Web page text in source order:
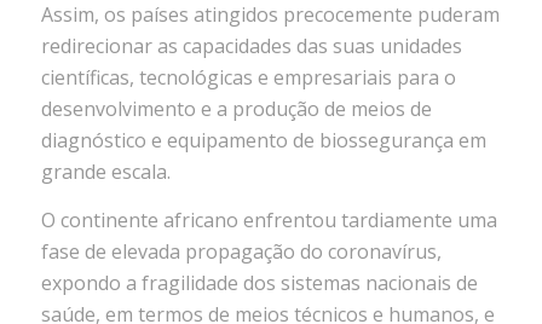
Assim, os países atingidos precocemente puderam
redirecionar as capacidades das suas unidades
científicas, tecnológicas e empresariais para o
desenvolvimento e a produção de meios de
diagnóstico e equipamento de biossegurança em
grande escala.
O continente africano enfrentou tardiamente uma
fase de elevada propagação do coronavírus,
expondo a fragilidade dos sistemas nacionais de
saúde, em termos de meios técnicos e humanos, e